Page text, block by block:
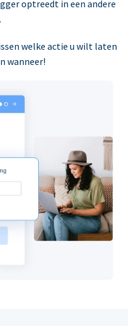
optreedt in een andere
welke actie u wilt laten
wanneer!